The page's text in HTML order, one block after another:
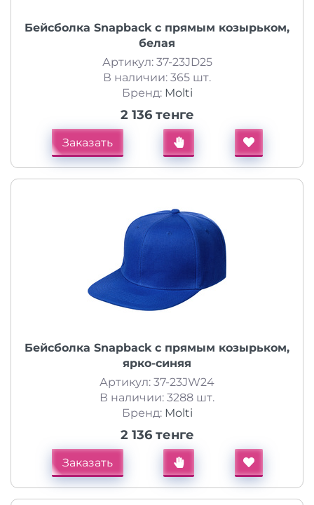
Бейсболка Snapback с прямым козырьком,
белая
Артикул: 37-23JD25
В наличии: 365 шт.
Бренд: Molti
2 136 тенге
Заказать
Бейсболка Snapback с прямым козырьком,
ярко-синяя
Артикул: 37-23JW24
В наличии: 3288 шт.
Бренд: Molti
2 136 тенге
Заказать